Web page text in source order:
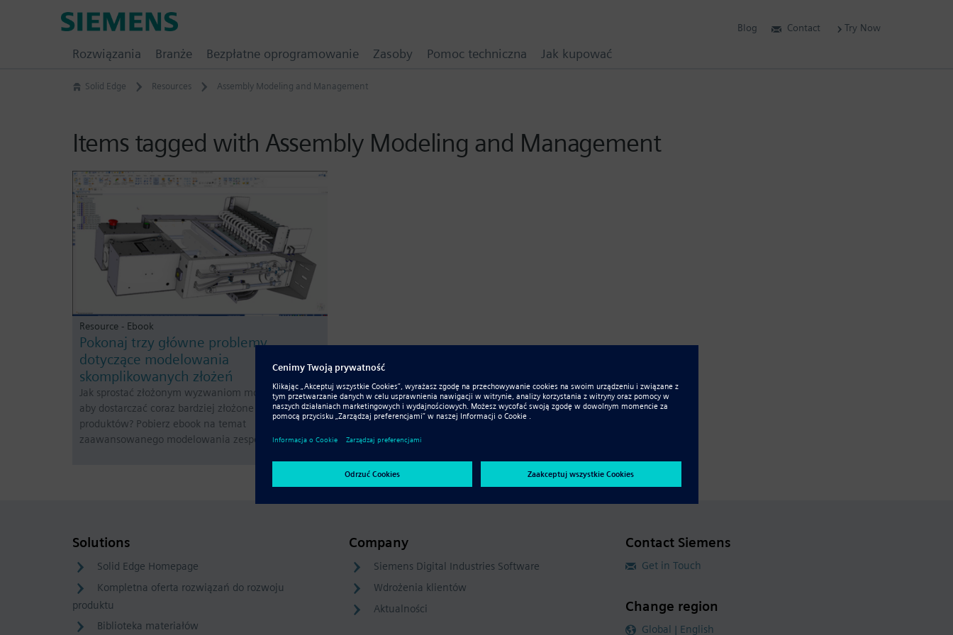
Solid Edge Resources Assembly Modeling and Management
Items tagged with Assembly Modeling and Management
Resource - Ebook
Pokonaj trzy główne problemy
dotyczące modelowania
skomplikowanych złożeń
Jak sprostać złożonym wyzwaniom montażowym,
aby dostarczać coraz bardziej złożone projekty
produktów? Pobierz ebook na temat
zaawansowanego modelowania zespołów już dziś.
Solutions
Solid Edge Homepage
Kompletna oferta rozwiązań do rozwoju
produktu
Biblioteka materiałów
Company
Siemens Digital Industries Software
Wdrożenia klientów
Aktualności
Contact Siemens
Get in Touch
Change region
Global | English
Blog Contact Try Now
Rozwiązania Branże Bezpłatne oprogramowanie Zasoby Pomoc techniczna Jak kupować